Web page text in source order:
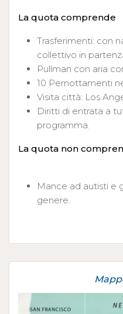
La quota comprende
Trasferimenti: con
collettivo in
Pullman con aria
10 Pernottamenti
Visita città: Los
Diritti di entrata a
programma.
La quota non
Mance ad autisti e
genere.